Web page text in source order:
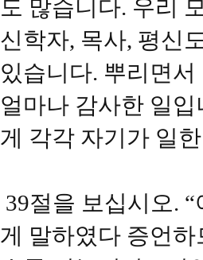
도 많습니다. 우리
신학자, 목사, 평신
있습니다. 뿌리면
얼마나 감사한 일
게 각각 자기가 일
39절을 보십시오.
게 말하였다 증언